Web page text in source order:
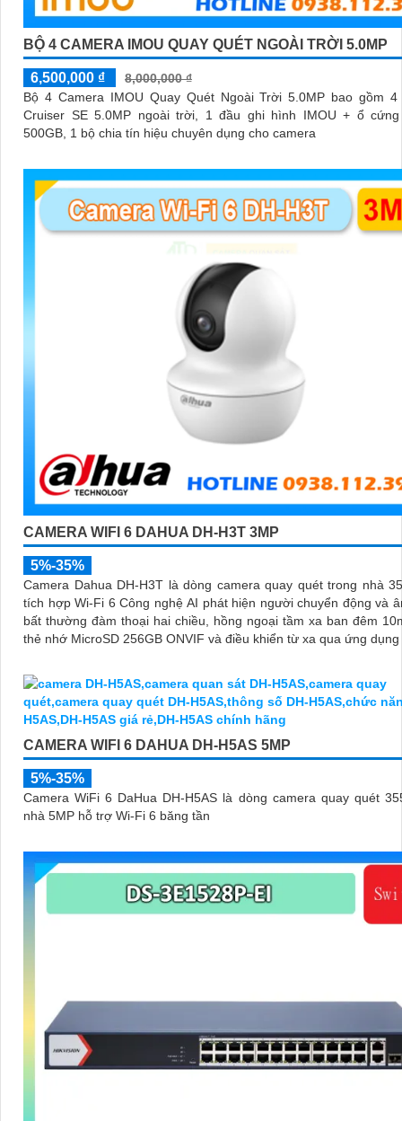
BỘ 4 CAMERA IMOU QUAY QUÉT NGOÀI TRỜI 5.0MP
6,500,000 ₫
8,000,000 ₫
Bộ 4 Camera IMOU Quay Quét Ngoài Trời 5.0MP bao gồm 4
Cruiser SE 5.0MP ngoài trời, 1 đầu ghi hình IMOU + ổ
500GB, 1 bộ chia tín hiệu chuyên dụng cho camera
CAMERA WIFI 6 DAHUA DH-H3T 3MP
5%-35%
Camera Dahua DH-H3T là dòng camera quay quét trong nhà
tích hợp Wi-Fi 6 Công nghệ AI phát hiện người chuyển động và
bất thường đàm thoại hai chiều, hồng ngoại tầm xa ban đêm
thẻ nhớ MicroSD 256GB ONVIF và điều khiển từ xa qua ứng dụng
CAMERA WIFI 6 DAHUA DH-H5AS 5MP
5%-35%
Camera WiFi 6 DaHua DH-H5AS là dòng camera quay quét
nhà 5MP hỗ trợ Wi-Fi 6 băng tần